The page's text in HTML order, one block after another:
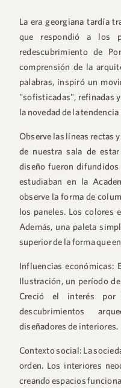
La era georgiana tardía
que respondió a los
redescubrimiento de
comprensión de la
palabras, inspiró un
"sofisticadas", refinadas
la novedad de la
Observe las líneas rectas
de nuestra sala de
diseño fueron
estudiaban en la
observe la forma de
los paneles. Los colores
Además, una paleta
superior de la forma que
Influencias económicas:
Ilustración, un período
Creció el interés
descubrimientos
diseñadores de interiores.
Contexto social: La
orden. Los interiores
creando espacios